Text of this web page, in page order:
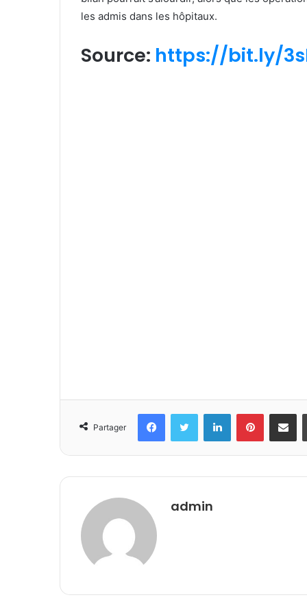
les admis dans les hôpitaux.
Source: https://bit.ly/
Partager
FacebookTwitter LinkedinPinterest
admin